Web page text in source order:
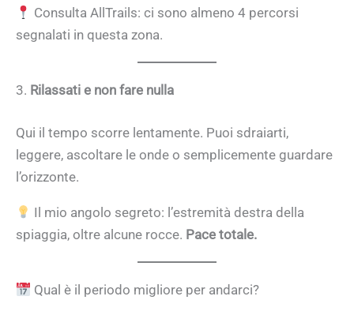
Consulta AllTrails: ci sono almeno 4 percorsi
segnalati in questa zona.
3. Rilassati e non fare nulla
Qui il tempo scorre lentamente. Puoi sdraiarti,
leggere, ascoltare le onde o semplicemente guardare
l’orizzonte.
Il mio angolo segreto: l’estremità destra della
spiaggia, oltre alcune rocce. Pace totale.
Qual è il periodo migliore per andarci?